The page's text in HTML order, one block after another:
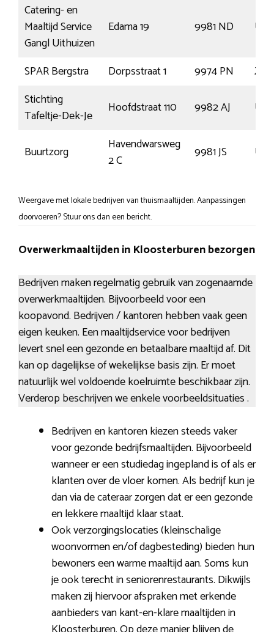
Catering- en
Maaltijd Service
Gangl Uithuizen
Edama 19 9981 ND
SPAR Bergstra Dorpsstraat 1 9974 PN
Stichting
Tafeltje-Dek-Je
Hoofdstraat 110 9982 AJ
Buurtzorg
Havendwarsweg
2 C
9981 JS
Weergave met lokale bedrijven van thuismaaltijden. Aanpassingen
doorvoeren? Stuur ons dan een bericht.
Overwerkmaaltijden in Kloosterburen bezorgen
Bedrijven maken regelmatig gebruik van zogenaamde
overwerkmaaltijden. Bijvoorbeeld voor een
koopavond. Bedrijven / kantoren hebben vaak geen
eigen keuken. Een maaltijdservice voor bedrijven
levert snel een gezonde en betaalbare maaltijd af. Dit
kan op dagelijkse of wekelijkse basis zijn. Er moet
natuurlijk wel voldoende koelruimte beschikbaar zijn.
Verderop beschrijven we enkele voorbeeldsituaties .
Bedrijven en kantoren kiezen steeds vaker
voor gezonde bedrijfsmaaltijden. Bijvoorbeeld
wanneer er een studiedag ingepland is of als er
klanten over de vloer komen. Als bedrijf kun je
dan via de cateraar zorgen dat er een gezonde
en lekkere maaltijd klaar staat.
Ook verzorgingslocaties (kleinschalige
woonvormen en/of dagbesteding) bieden hun
bewoners een warme maaltijd aan. Soms kun
je ook terecht in seniorenrestaurants. Dikwijls
maken zij hiervoor afspraken met erkende
aanbieders van kant-en-klare maaltijden in